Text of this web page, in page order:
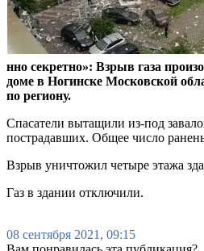
нно секретно»: Взрыв газа
доме в Ногинске Московской
по региону.
Спасатели вытащили из-под
пострадавших. Общее число
Взрыв уничтожил четыре этажа
Газ в здании отключили.
08 сентября 2021, 09:15